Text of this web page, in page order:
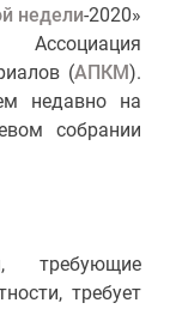
недели-2020»
(АПКМ).
недавно на
собрании
требующие
требует